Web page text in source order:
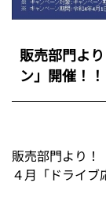
販売部門よ
ン」開催！！
販売部門より！
４月「ドライブ